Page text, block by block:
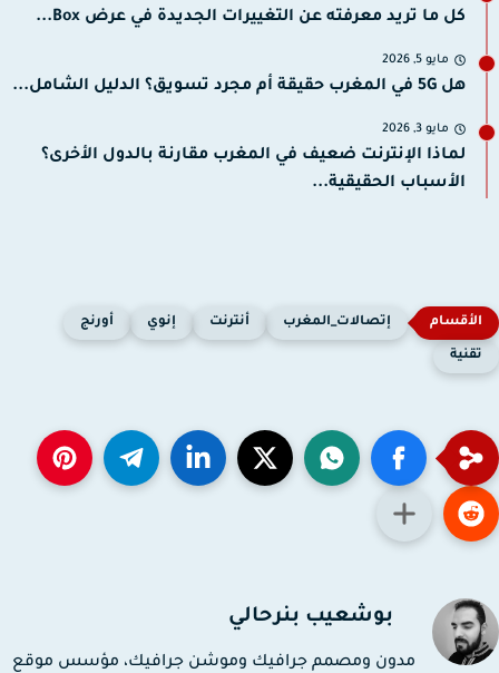
كل ما تريد معرفته عن التغييرات الجديدة في عرض Box...
مايو 5, 2026
هل 5G في المغرب حقيقة أم مجرد تسويق؟ الدليل الشامل...
مايو 3, 2026
لماذا الإنترنت ضعيف في المغرب مقارنة بالدول الأخرى؟
الأسباب الحقيقية...
إتصالات_المغرب أنترنت إنوي أورنج
بوشعيب بنرحالي
مدون ومصمم جرافيك وموشن جرافيك، مؤسس موقع